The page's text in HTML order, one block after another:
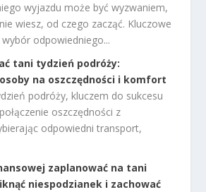
wyjazdu może być wyzwaniem,
wiesz, od czego zacząć. Kluczowe
odpowiedniego...
tani tydzień podróży:
na oszczędności i komfort
podróży, kluczem do sukcesu
oszczędności z
odpowiedni transport,
zaplanować na tani
niespodzianek i zachować